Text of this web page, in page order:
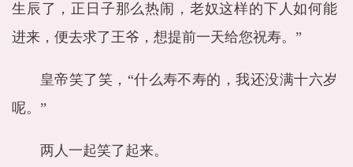
生辰了，正日子那么热闹，老奴这样的下人如何能
进来，便去求了王爷，想提前一天给您祝寿。”
皇帝笑了笑，“什么寿不寿的，我还没满十六岁
呢。”
两人一起笑了起来。